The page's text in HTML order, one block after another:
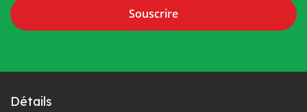
Souscrire
Détails